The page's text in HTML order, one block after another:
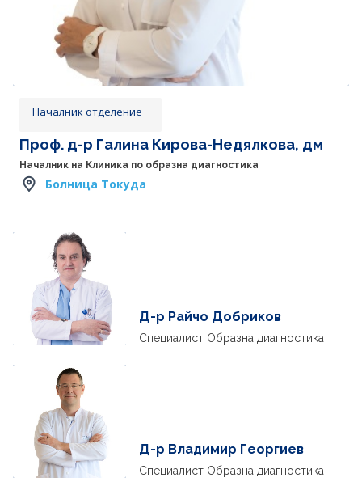
Началник отделение
Проф. д-р Галина Кирова-Недялкова, дм
Началник на Клиника по образна диагностика
Болница Токуда
Д-р Райчо Добриков
Специалист Образна диагностика
Д-р Владимир Георгиев
Специалист Образна диагностика